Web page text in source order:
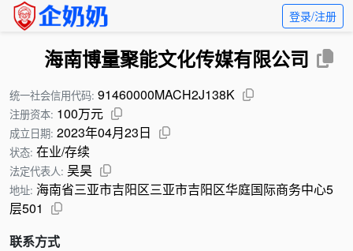
登录/注册
海南博量聚能文化传媒有限公司
统一社会信用代码: 91460000MACH2J138K
注册资本: 100万元
成立日期: 2023年04月23日
状态: 在业/存续
法定代表人: 吴昊
地址: 海南省三亚市吉阳区三亚市吉阳区华庭国际商务中心5
层501
联系方式